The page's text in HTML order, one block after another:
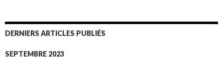
DERNIERS ARTICLES PUBLIÉS
SEPTEMBRE 2023